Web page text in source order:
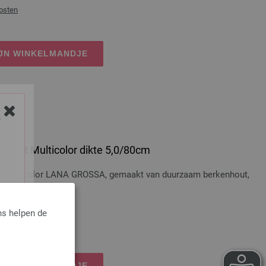
helpen de
WINKELMANDJE
Hout Multicolor dikte 5,0/80cm
Multicolor LANA GROSSA, gemaakt van duurzaam berkenhout,